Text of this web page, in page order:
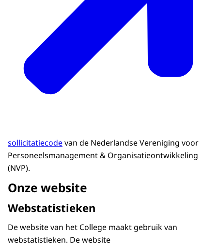
sollicitatiecodevan de Nederlandse Vereniging voor
Personeelsmanagement & Organisatieontwikkeling
(NVP).
Onze website
Webstatistieken
De website van het College maakt gebruik van
webstatistieken. De website